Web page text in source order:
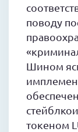
поводу
Шином
токеном